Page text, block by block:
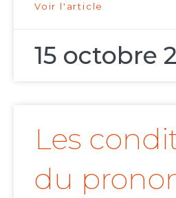
Voir l'article
15 octobre
Les
du